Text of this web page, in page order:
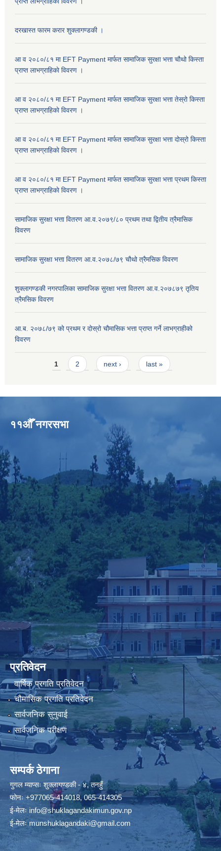
दरखास्त फारम करार शुक्लागण्डकी ।
आ व २०८०/८१ मा EFT Payment मार्फत सामाजिक सुरक्षा भत्ता चौथो किस्ता
प्राप्त लाभग्राहिकाे विवरण ।
आ व २०८०/८१ मा EFT Payment मार्फत सामाजिक सुरक्षा भत्ता तेस्रो किस्ता
प्राप्त लाभग्राहिकाे विवरण ।
आ व २०८०/८१ मा EFT Payment मार्फत सामाजिक सुरक्षा भत्ता दोस्रो किस्ता
प्राप्त लाभग्राहिकाे विवरण ।
आ व २०८०/८१ मा EFT Payment मार्फत सामाजिक सुरक्षा भत्ता प्रथम किस्ता
प्राप्त लाभग्राहिकाे विवरण ।
सामाजिक सुरक्षा भत्ता वितरण आ.व.२०७९/८० प्रथम तथा द्वितीय त्रैमासिक
विवरण
सामाजिक सुरक्षा भत्ता वितरण आ.व.२०७८/७९ चौथो त्रैमसिक विवरण
शुक्लागण्डकी नगरपालिका सामाजिक सुरक्षा भत्ता वितरण आ.व.२०७८७९ तृतिय
त्रैमसिक विवरण
आ.ब. २०७८/७९ को प्रथम र दोस्रो चौमासिक भत्ता प्राप्त गर्ने लाभग्राहीको
विवरण
Pages1 2 next › last »
११औँ नगरसभा
प्रतिवेदन
वार्षिक प्रगति प्रतिवेदन
चौमासिक प्रगति प्रतिवेदन
सार्वजनिक सुनुवाई
सार्वजनिक परीक्षण
सम्पर्क ठेगाना
गुगल म्याप्सःशुक्लागण्डकी - ४, तनहुँ
फोनः+977065-414018,065-414305
ई-मेलः info@shuklagandakimun.gov.np
ई-मेलःmunshuklagandaki@gmail.com